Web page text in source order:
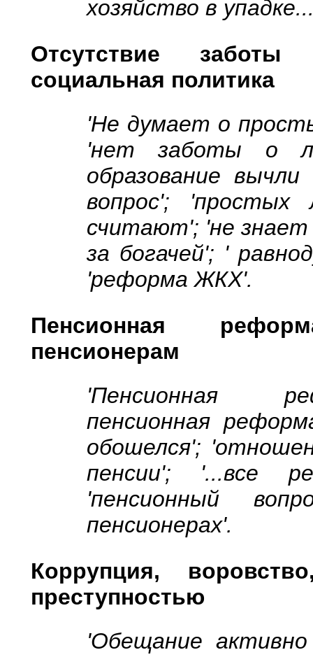
хозяйство в
Отсутствие
социальная политика
'Не думает о
'нет заботы о
образование
вопрос';
считают'; 'не
за богачей'; '
'реформа ЖКХ'.
Пенсионная
пенсионерам
'Пенсионная
пенсионная
обошелся';
пенсии'; '...все
'пенсионный
пенсионерах'.
Коррупция,
преступностью
'Обещание